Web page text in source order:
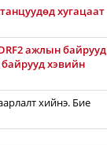
хугацаат
ажлын байрууд
хэвийн
хийнэ. Бие